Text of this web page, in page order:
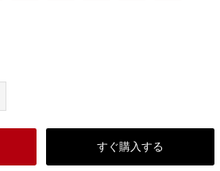
すぐ購入する